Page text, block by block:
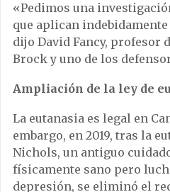
«Pedimos una
que aplican
dijo David Fancy, profesor
Brock y uno de los
Ampliación de la ley de
La eutanasia es legal en
embargo, en 2019, tras la
Nichols, un antiguo
físicamente sano pero
depresión, se eliminó el